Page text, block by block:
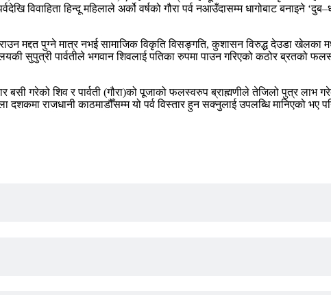
विवाहिता हिन्दू महिलाले अर्को वर्षको गौरा पर्व नआउँदासम्म धागोबाट बनाइने
मद्दत पुग्ने मात्र नभई सामाजिक विकृति विसङ्गति, कुशासन विरुद्ध देउडा खेलका
सुपुत्री पार्वतीले भगवान शिवलाई पतिका रुपमा पाउन गरिएको कठोर ब्रतको
बसी गरेको शिव र पार्वती (गौरा)को पूजाको फलस्वरुप ब्राह्मणीले तेजिलो पुत्र लाभ
दशकमा राजधानी काठमाडौँसम्म यो पर्व विस्तार हुन सक्नुलाई उपलब्धि मानिएको